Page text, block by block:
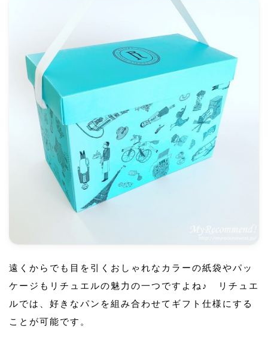
遠くからでも目を引くおしゃれなカラーの紙袋やパッ
ケージもリチュエルの魅力の一つですよね♪ リチュエ
ルでは、好きなパンを組み合わせてギフト仕様にする
ことが可能です。